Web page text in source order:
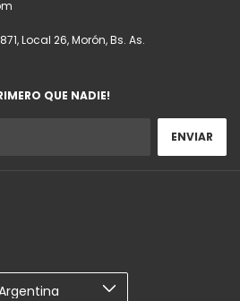
Local 26, Morón, Bs. As.
QUE NADIE!